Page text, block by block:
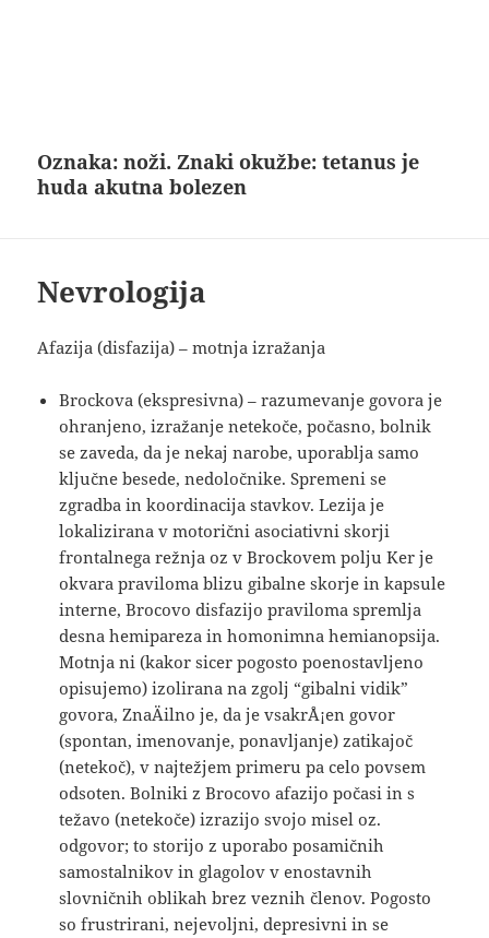
Oznaka:noži. Znaki okužbe: tetanus je
huda akutna bolezen
Nevrologija
Afazija (disfazija) – motnja izražanja
Brockova (ekspresivna) – razumevanje govora je
ohranjeno, izražanje netekoče, počasno, bolnik
se zaveda, da je nekaj narobe, uporablja samo
ključne besede, nedoločnike. Spremeni se
zgradba in koordinacija stavkov. Lezija je
lokalizirana v motorični asociativni skorji
frontalnega režnja oz v Brockovem polju Ker je
okvara praviloma blizu gibalne skorje in kapsule
interne, Brocovo disfazijo praviloma spremlja
desna hemipareza in homonimna hemianopsija.
Motnja ni (kakor sicer pogosto poenostavljeno
opisujemo) izolirana na zgolj “gibalni vidik”
govora, ZnaÄilno je, da je vsakrÅ¡en govor
(spontan, imenovanje, ponavljanje) zatikajoč
(netekoč), v najtežjem primeru pa celo povsem
odsoten. Bolniki z Brocovo afazijo počasi in s
težavo (netekoče) izrazijo svojo misel oz.
odgovor; to storijo z uporabo posamičnih
samostalnikov in glagolov v enostavnih
slovničnih oblikah brez veznih členov. Pogosto
so frustrirani, nejevoljni, depresivni in se